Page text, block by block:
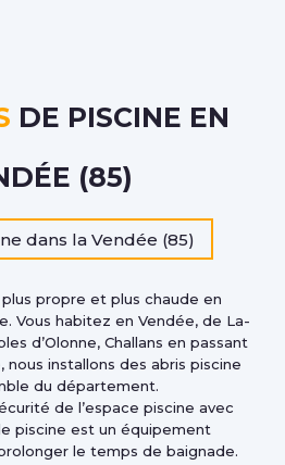
DE PISCINE EN
(85)
dans la Vendée (85)
propre et plus chaude en
Vous habitez en Vendée, de La-
d’Olonne, Challans en passant
nous installons des abris piscine
du département.
de l’espace piscine avec
piscine est un équipement
le temps de baignade.